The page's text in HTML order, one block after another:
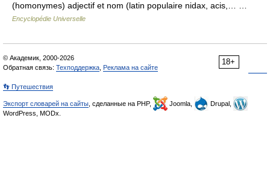
(homonymes) adjectif et nom (latin populaire nidax, acis,… …
Encyclopédie Universelle
18+
© Академик, 2000-2026
Обратная связь: Техподдержка Реклама на сайте
👣 Путешествия
Экспорт словарей на сайты , сделанные на PHP, Joomla,
Drupal,
WordPress, MODx.